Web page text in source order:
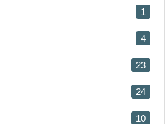
1
4
23
24
10